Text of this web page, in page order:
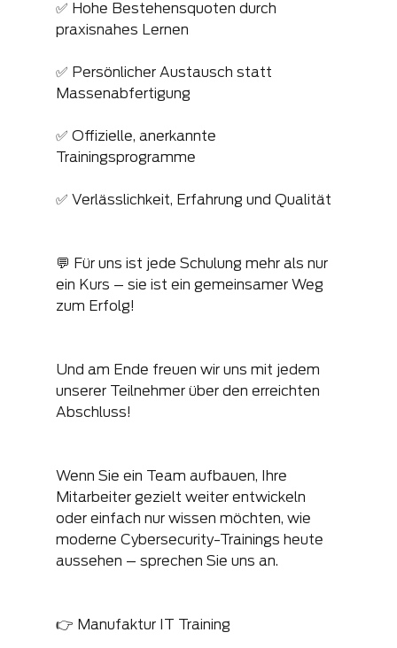
✅ Hohe Bestehensquoten durch
praxisnahes Lernen
✅ Persönlicher Austausch statt
Massenabfertigung
✅ Offizielle, anerkannte
Trainingsprogramme
✅ Verlässlichkeit, Erfahrung und Qualität
💬 Für uns ist jede Schulung mehr als nur
ein Kurs – sie ist ein gemeinsamer Weg
zum Erfolg!
Und am Ende freuen wir uns mit jedem
unserer Teilnehmer über den erreichten
Abschluss!
Wenn Sie ein Team aufbauen, Ihre
Mitarbeiter gezielt weiter entwickeln
oder einfach nur wissen möchten, wie
moderne Cybersecurity-Trainings heute
aussehen – sprechen Sie uns an.
👉 Manufaktur IT Training